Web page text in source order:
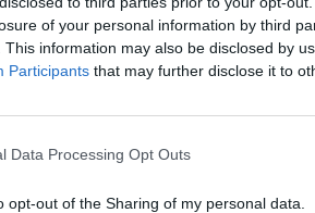
of your personal information by third
This information may also be disclosed by
Participants that may further disclose it to
Data Processing Opt Outs
opt-out of the Sharing of my personal data.
Efficacité
secondaires